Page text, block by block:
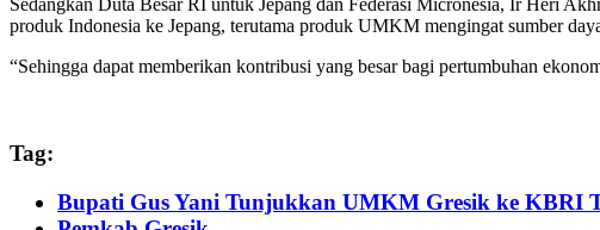
Sedangkan Duta Besar RI untuk Jepang dan Federasi Micronesia, Ir Heri
produk Indonesia ke Jepang, terutama produk UMKM mengingat sumber
“Sehingga dapat memberikan kontribusi yang besar bagi pertumbuhan
Tag:
Bupati Gus Yani Tunjukkan UMKM Gresik ke KBRI